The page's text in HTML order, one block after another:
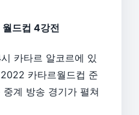
월드컵 4강전
카타르 알코르에 있
카타르월드컵 준
계 방송 경기가 펼쳐